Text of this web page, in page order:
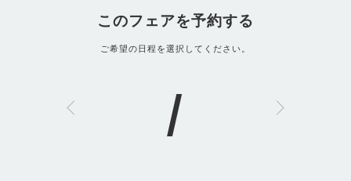
このフェアを予約する
ご希望の日程を選択してください。
1